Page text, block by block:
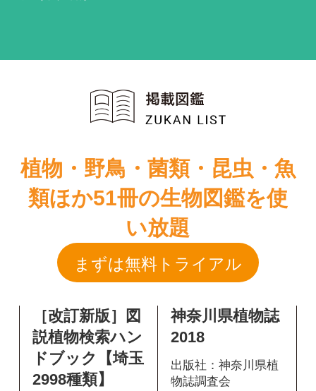
類ほか51冊の生物図鑑を使
い放題
［改訂新版］図
説植物検索ハン
2998種類】
出版社：さきたま出
神奈川県植物誌
2018
出版社：神奈川県植
物誌調査会
出版年：2018
掲載ページ：892ペ